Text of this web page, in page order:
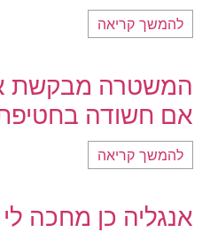
להמשך קריאה
המשטרה מבקשת
אם חשודה בחטיפת
להמשך קריאה
אנגליה כן מחכה לי